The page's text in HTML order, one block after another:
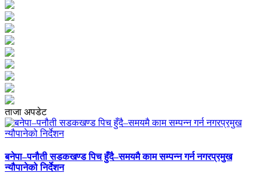
ताजा अपडेट
बनेपा–पनौती सडकखण्ड पिच हुँदै–समयमै काम सम्पन्न गर्न नगरप्रमुख
न्यौपानेको निर्देशन